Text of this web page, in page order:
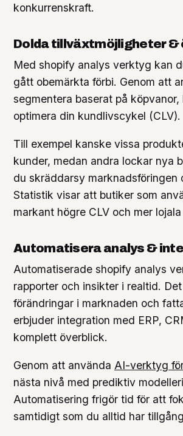
konkurrenskraft.
Dolda tillväxtmöjligheter &
Med shopify analys verktyg kan
gått obemärkta förbi. Genom att
segmentera baserat på
optimera din kundlivscykel (CLV).
Till exempel kanske vissa
kunder, medan andra lockar nya
du skräddarsy
Statistik visar att butiker som
markant högre CLV och mer
Automatisera analys &
Automatiserade shopify analys
rapporter och insikter i realtid.
förändringar i marknaden och
erbjuder integration med ERP,
komplett överblick.
Genom att använda AI-verktyg
nästa nivå med prediktiv
Automatisering frigör tid för att
samtidigt som du alltid har